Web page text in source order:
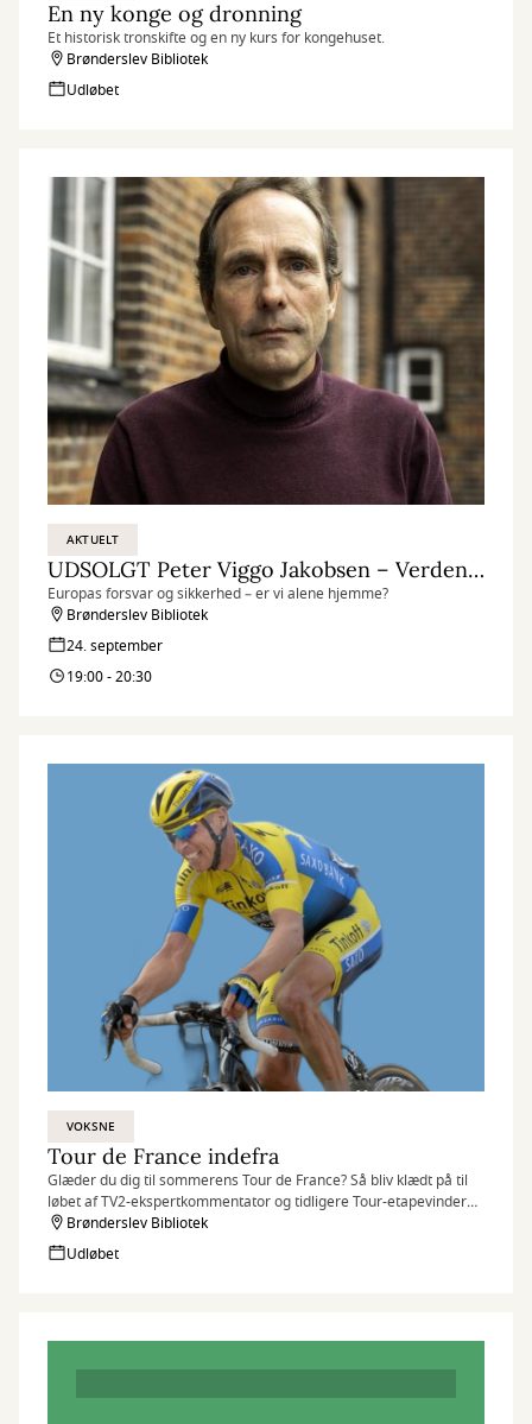
En ny konge og dronning
Et historisk tronskifte og en ny kurs for kongehuset.
Brønderslev Bibliotek
Udløbet
AKTUELT
UDSOLGT Peter Viggo Jakobsen – Verdens brændpunkter
Europas forsvar og sikkerhed – er vi alene hjemme?
Brønderslev Bibliotek
24. september
19:00 - 20:30
VOKSNE
Tour de France indefra
Glæder du dig til sommerens Tour de France? Så bliv klædt på til
løbet af TV2-ekspertkommentator og tidligere Tour-etapevinder
Nicki Sørensen.
Brønderslev Bibliotek
Udløbet